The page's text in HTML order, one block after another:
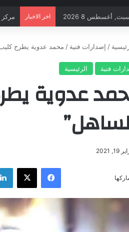
أغسطس 8 2026 اخر الاخبار مركز
/ إصدارات فنية / محمد عدوية يطرح
فنية الرئيسية
عدوية
2021
فيسبوك ‫X